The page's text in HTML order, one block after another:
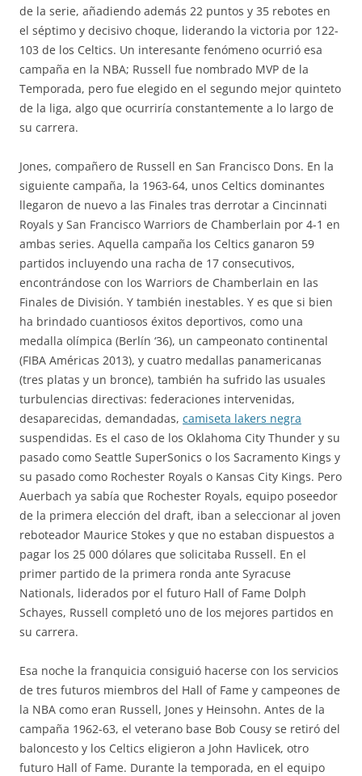
de la serie, añadiendo además 22 puntos y 35 rebotes en
el séptimo y decisivo choque, liderando la victoria por 122-
103 de los Celtics. Un interesante fenómeno ocurrió esa
campaña en la NBA; Russell fue nombrado MVP de la
Temporada, pero fue elegido en el segundo mejor quinteto
de la liga, algo que ocurriría constantemente a lo largo de
su carrera.
Jones, compañero de Russell en San Francisco Dons. En la
siguiente campaña, la 1963-64, unos Celtics dominantes
llegaron de nuevo a las Finales tras derrotar a Cincinnati
Royals y San Francisco Warriors de Chamberlain por 4-1 en
ambas series. Aquella campaña los Celtics ganaron 59
partidos incluyendo una racha de 17 consecutivos,
encontrándose con los Warriors de Chamberlain en las
Finales de División. Y también inestables. Y es que si bien
ha brindado cuantiosos éxitos deportivos, como una
medalla olímpica (Berlín ‘36), un campeonato continental
(FIBA Américas 2013), y cuatro medallas panamericanas
(tres platas y un bronce), también ha sufrido las usuales
turbulencias directivas: federaciones intervenidas,
desaparecidas, demandadas, camiseta lakers negra
suspendidas. Es el caso de los Oklahoma City Thunder y su
pasado como Seattle SuperSonics o los Sacramento Kings y
su pasado como Rochester Royals o Kansas City Kings. Pero
Auerbach ya sabía que Rochester Royals, equipo poseedor
de la primera elección del draft, iban a seleccionar al joven
reboteador Maurice Stokes y que no estaban dispuestos a
pagar los 25 000 dólares que solicitaba Russell. En el
primer partido de la primera ronda ante Syracuse
Nationals, liderados por el futuro Hall of Fame Dolph
Schayes, Russell completó uno de los mejores partidos en
su carrera.
Esa noche la franquicia consiguió hacerse con los servicios
de tres futuros miembros del Hall of Fame y campeones de
la NBA como eran Russell, Jones y Heinsohn. Antes de la
campaña 1962-63, el veterano base Bob Cousy se retiró del
baloncesto y los Celtics eligieron a John Havlicek, otro
futuro Hall of Fame. Durante la temporada, en el equipo